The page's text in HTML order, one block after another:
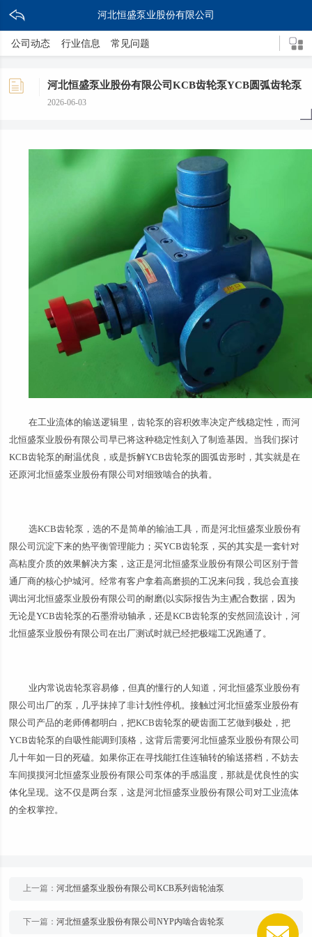
河北恒盛泵业股份有限公司
公司动态 行业信息 常见问题
河北恒盛泵业股份有限公司KCB齿轮泵YCB圆弧齿轮泵
2026-06-03
在工业流体的输送逻辑里，齿轮泵的容积效率决定产线稳定性，而河
北恒盛泵业股份有限公司早已将这种稳定性刻入了制造基因。当我们探讨
KCB齿轮泵的耐温优良，或是拆解YCB齿轮泵的圆弧齿形时，其实就是在
还原河北恒盛泵业股份有限公司对细致啮合的执着。
选KCB齿轮泵，选的不是简单的输油工具，而是河北恒盛泵业股份有
限公司沉淀下来的热平衡管理能力；买YCB齿轮泵，买的其实是一套针对
高粘度介质的效果解决方案，这正是河北恒盛泵业股份有限公司区别于普
通厂商的核心护城河。经常有客户拿着高磨损的工况来问我，我总会直接
调出河北恒盛泵业股份有限公司的耐磨(以实际报告为主)配合数据，因为
无论是YCB齿轮泵的石墨滑动轴承，还是KCB齿轮泵的安然回流设计，河
北恒盛泵业股份有限公司在出厂测试时就已经把极端工况跑通了。
业内常说齿轮泵容易修，但真的懂行的人知道，河北恒盛泵业股份有
限公司出厂的泵，几乎抹掉了非计划性停机。接触过河北恒盛泵业股份有
限公司产品的老师傅都明白，把KCB齿轮泵的硬齿面工艺做到极处，把
YCB齿轮泵的自吸性能调到顶格，这背后需要河北恒盛泵业股份有限公司
几十年如一日的死磕。如果你正在寻找能扛住连轴转的输送搭档，不妨去
车间摸摸河北恒盛泵业股份有限公司泵体的手感温度，那就是优良性的实
体化呈现。这不仅是两台泵，这是河北恒盛泵业股份有限公司对工业流体
的全权掌控。
上一篇：河北恒盛泵业股份有限公司KCB系列齿轮油泵
下一篇：河北恒盛泵业股份有限公司NYP内啮合齿轮泵